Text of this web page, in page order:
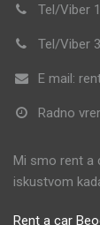
Tel/Viber
Tel/Viber
E mail:
Radno
Mi smo rent a
iskustvom
Rent a car